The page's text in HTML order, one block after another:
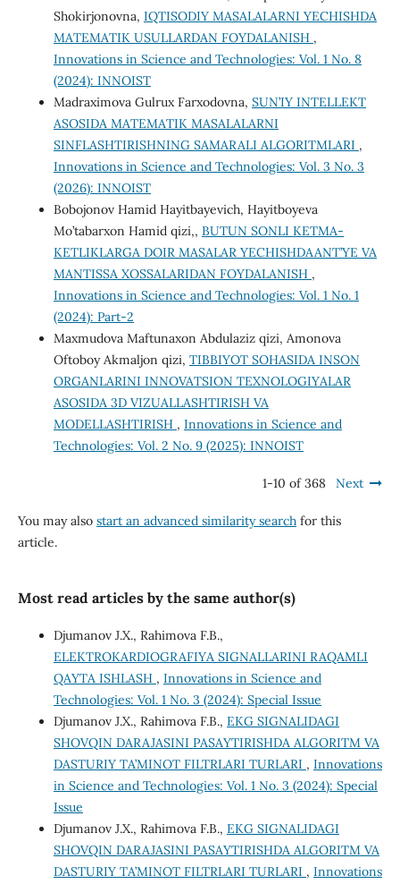
Shokirjonovna, IQTISODIY MASALALARNI YECHISHDA
MATEMATIK USULLARDAN FOYDALANISH ,
Innovations in Science and Technologies: Vol. 1 No. 8
(2024): INNOIST
Mаdrаximovа Gulrux Fаrxodovnа, SUN’IY INTELLEKT
ASOSIDA MATEMATIK MASALALARNI
SINFLASHTIRISHNING SAMARALI ALGORITMLARI ,
Innovations in Science and Technologies: Vol. 3 No. 3
(2026): INNOIST
Bobojonov Hamid Hayitbayevich, Hayitboyeva
Mo’tabarxon Hamid qizi,, BUTUN SONLI KETMA-
KETLIKLARGA DOIR MASALAR YECHISHDAANT’YE VA
MANTISSA XOSSALARIDAN FOYDALANISH ,
Innovations in Science and Technologies: Vol. 1 No. 1
(2024): Part-2
Maxmudova Maftunaxon Abdulaziz qizi, Amonova
Oftoboy Akmaljon qizi, TIBBIYOT SOHASIDA INSON
ORGANLARINI INNOVATSION TEXNOLOGIYALAR
ASOSIDA 3D VIZUALLASHTIRISH VA
MODELLASHTIRISH , Innovations in Science and
Technologies: Vol. 2 No. 9 (2025): INNOIST
1-10 of 368 Next
You may also start an advanced similarity searchfor this
article.
Most read articles by the same author(s)
Djumanov J.X., Rahimova F.B.,
ELEKTROKARDIOGRAFIYA SIGNALLARINI RAQAMLI
QAYTA ISHLASH , Innovations in Science and
Technologies: Vol. 1 No. 3 (2024): Special Issue
Djumanov J.X., Rahimova F.B., EKG SIGNALIDAGI
SHOVQIN DARAJASINI PASAYTIRISHDA ALGORITM VA
DASTURIY TA’MINOT FILTRLARI TURLARI , Innovations
in Science and Technologies: Vol. 1 No. 3 (2024): Special
Issue
Djumanov J.X., Rahimova F.B., EKG SIGNALIDAGI
SHOVQIN DARAJASINI PASAYTIRISHDA ALGORITM VA
DASTURIY TA’MINOT FILTRLARI TURLARI , Innovations